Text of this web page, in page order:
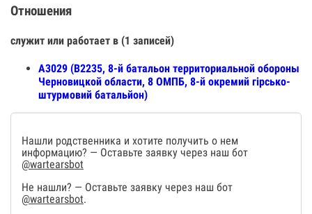
Отношения
служит или работает в (1 записей)
А3029 (В2235, 8-й батальон территориальной обороны
Черновицкой области, 8 ОМПБ, 8-й окремий гірсько-
штурмовий батальйон)
Нашли родственника и хотите получить о нем
информацию? — Оставьте заявку через наш бот
@wartearsbot
Не нашли? — Оставьте заявку через наш бот
@wartearsbot.